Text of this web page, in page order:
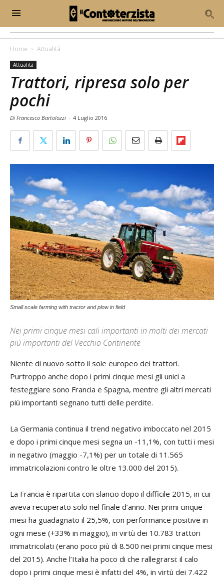
Home Attualità
Attualità
Trattori, ripresa solo per
pochi
Di Francesco Bartolozzi - 4 Luglio 2016
Small scale farming with tractor and plow in field
Nei primi cinque mesi cali importanti in molti dei mercati
più importanti del Vecchio Continente
Niente di nuovo sotto il sole europeo dei trattori.
Purtroppo anche dopo i primi cinque mesi gli unici a
festeggiare sono Francia e Spagna, mentre gli altri mercati
più importanti segnano tutti delle perdite.
La Germania continua il trend negativo imboccato nel 2015
e dopo i primi cinque mesi segna un -11,1%, con tutti i mesi
in negativo (maggio -7,1%) per un totale di 11.565
immatricolazioni contro le oltre 13.000 del 2015).
La Francia è ripartita con slancio dopo il difficile 2015, in cui
aveva recuperato solo nel finale d’anno. Nei primi cinque
mesi ha guadagnato il 25,5%, con performance positive in
ogni mese (+33% in maggio), in virtù dei 10.783 trattori
immatricolati (erano poco più di 8.500 nei primi cinque mesi
del 2015). Anche l’Italia ha poco di che rallegrarsi: il calo
dopo i primi cinque mesi è infatti del 4%, in virtù dei 7.422